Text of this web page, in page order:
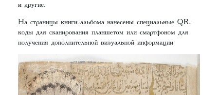
и другие.
На страницы книги-альбома нанесены специальные QR-
коды для сканирования планшетом или смартфоном для
получения дополнительной визуальной информации